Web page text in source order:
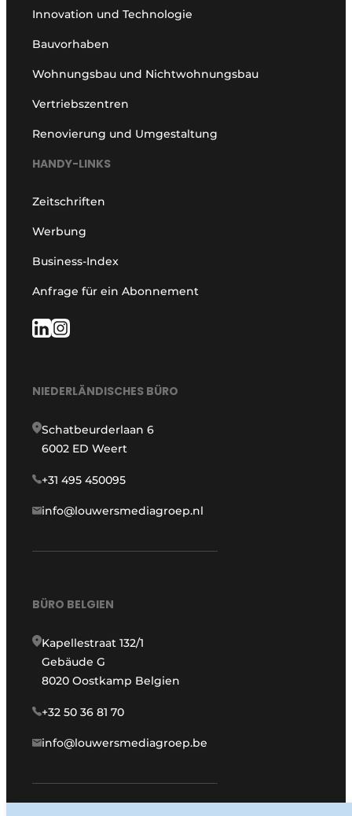
Innovation und Technologie
Bauvorhaben
Wohnungsbau und Nichtwohnungsbau
Vertriebszentren
Renovierung und Umgestaltung
HANDY-LINKS
Zeitschriften
Werbung
Business-Index
Anfrage für ein Abonnement
NIEDERLÄNDISCHES BÜRO
Schatbeurderlaan 6
6002 ED Weert
+31 495 450095
info@louwersmediagroep.nl
BÜRO BELGIEN
Kapellestraat 132/1
Gebäude G
8020 Oostkamp Belgien
+32 50 36 81 70
info@louwersmediagroep.be